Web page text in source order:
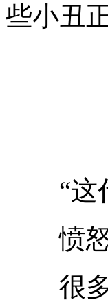
些小丑
“这代
愤怒
很多